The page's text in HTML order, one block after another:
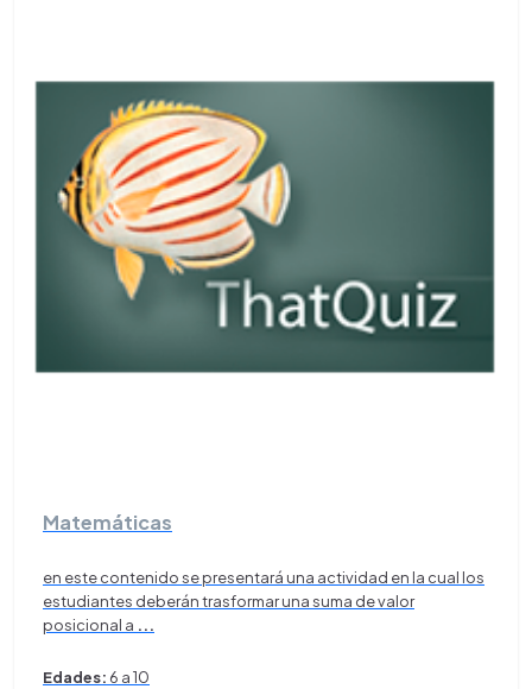
Matemáticas
en este contenido se presentará una actividad en la cual los
estudiantes deberán trasformar una suma de valor
posicional a ...
Edades: 6 a 10